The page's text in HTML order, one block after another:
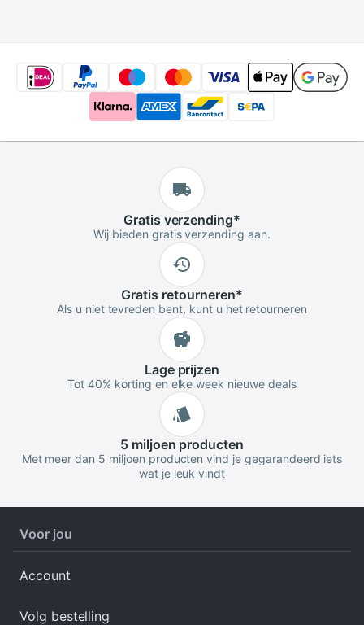
Gratis verzending*
Wij bieden gratis verzending aan.
Gratis retourneren*
Als u niet tevreden bent, kunt u het retourneren
Lageprijzen
Tot 40% korting en elke week nieuwe deals
5 miljoen producten
Met meer dan 5 miljoen producten vind je gegarandeerd iets
wat je leuk vindt
Voor jou
Account
Volg bestelling